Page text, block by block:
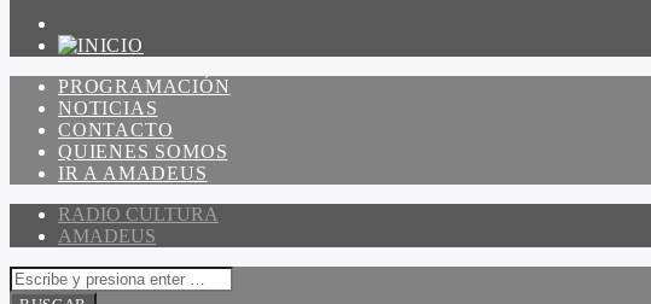
PROGRAMACIÓN
NOTICIAS
CONTACTO
QUIENES SOMOS
IR A AMADEUS
RADIO CULTURA
AMADEUS